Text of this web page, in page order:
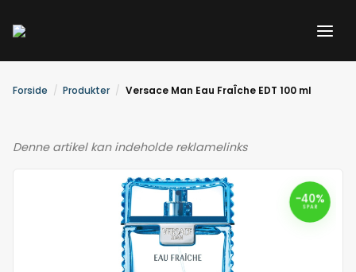
indholdet
Forside Produkter Versace Man Eau FraÎche EDT 100 ml
Denne artikel kan indeholde reklamelinks
-40%
SPAR